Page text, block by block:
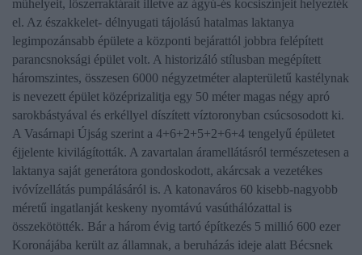
műhelyeit, lőszerraktárait illetve az ágyú-és kocsiszínjeit helyezték
el. Az északkelet- délnyugati tájolású hatalmas laktanya
legimpozánsabb épülete a központi bejárattól jobbra felépített
parancsnoksági épület volt. A historizáló stílusban megépített
háromszintes, összesen 6000 négyzetméter alapterületű kastélynak
is nevezett épület középrizalitja egy 50 méter magas négy apró
sarokbástyával és erkéllyel díszített víztoronyban csúcsosodott ki.
A Vasárnapi Újság szerint a 4+6+2+5+2+6+4 tengelyű épületet
éjjelente kivilágították. A zavartalan áramellátásról természetesen a
laktanya saját generátora gondoskodott, akárcsak a vezetékes
ivóvízellátás pumpálásáról is. A katonaváros 60 kisebb-nagyobb
méretű ingatlanját keskeny nyomtávú vasúthálózattal is
összekötötték. Bár a három évig tartó építkezés 5 millió 600 ezer
Koronájába került az államnak, a beruházás ideje alatt Bécsnek